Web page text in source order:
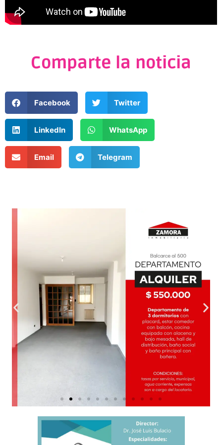
Comparte la noticia
Facebook Twitter
LinkedIn WhatsApp
Email Telegram